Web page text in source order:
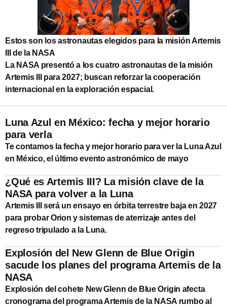
Estos son los astronautas elegidos para la misión Artemis
III de la NASA
La NASA presentó a los cuatro astronautas de la misión
Artemis III para 2027; buscan reforzar la cooperación
internacional en la exploración espacial.
Luna Azul en México: fecha y mejor horario
para verla
Te contamos la fecha y mejor horario para ver la Luna Azul
en México, el último evento astronómico de mayo
¿Qué es Artemis III? La misión clave de la
NASA para volver a la Luna
Artemis III será un ensayo en órbita terrestre baja en 2027
para probar Orion y sistemas de aterrizaje antes del
regreso tripulado a la Luna.
Explosión del New Glenn de Blue Origin
sacude los planes del programa Artemis de la
NASA
Explosión del cohete New Glenn de Blue Origin afecta
cronograma del programa Artemis de la NASA rumbo al